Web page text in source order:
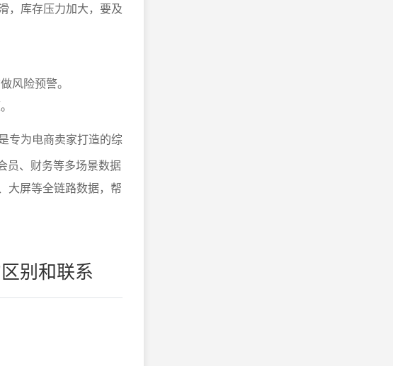
，库存压力加大，要及
风险预警。
专为电商卖家打造的综
员、财务等多场景数据
大屏等全链路数据，帮
别和联系